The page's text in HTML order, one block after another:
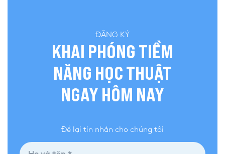
ĐĂNG KÝ
KHAI PHÓNG TIỀM
NĂNG HỌC THUẬT
NGAY HÔM NAY
Để lại tin nhắn cho chúng tôi